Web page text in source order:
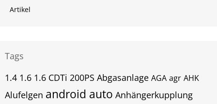
Artikel
Tags
1.4 1.6 1.6 CDTi 200PS Abgasanlage AGA agr AHK
Alufelgen android auto Anhängerkupplung